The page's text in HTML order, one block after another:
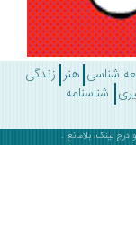
هنر زندگی
بلامانع .